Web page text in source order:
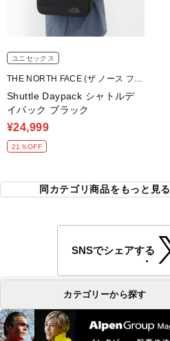
ユニセックス
THE NORTH FACE (ザ ノース フェ
イス)
Shuttle Daypack シャトルデ
イパック ブラック
¥24,999
21％OFF
同カテゴリ商品をもっと見る
SNSでシェアする
カテゴリーから探す